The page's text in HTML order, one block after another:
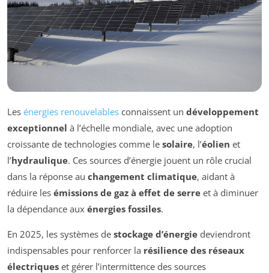
Les énergies renouvelables connaissent un développement
exceptionnel à l’échelle mondiale, avec une adoption
croissante de technologies comme le solaire, l’éolien et
l’hydraulique. Ces sources d’énergie jouent un rôle crucial
dans la réponse au changement climatique, aidant à
réduire les émissions de gaz à effet de serre et à diminuer
la dépendance aux énergies fossiles.
En 2025, les systèmes de stockage d’énergie deviendront
indispensables pour renforcer la résilience des réseaux
électriques et gérer l’intermittence des sources